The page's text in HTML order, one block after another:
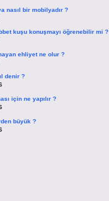
nasıl bir mobilyadır ?
kuşu konuşmayı öğrenebilir mi ?
ehliyet ne olur ?
denir ?
için ne yapılır ?
büyük ?